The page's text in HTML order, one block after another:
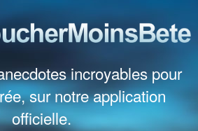
incroyables pour
sur notre application
officielle.